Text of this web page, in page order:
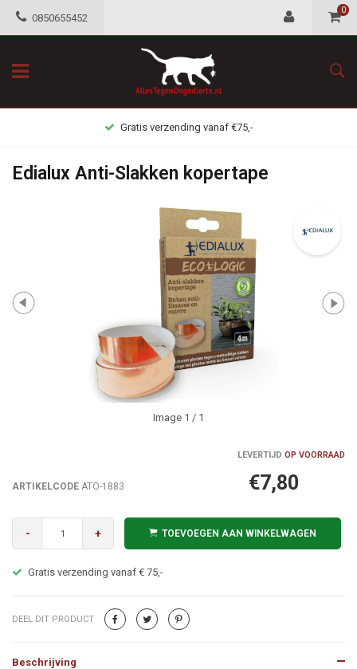
0850655452
0
Gratis verzending vanaf €75,-
Edialux Anti-Slakken kopertape
Image 1 / 1
LEVERTIJD OP VOORRAAD
ARTIKELCODE ATO-1883 €7,80
- + TOEVOEGEN AAN WINKELWAGEN
Gratis verzending vanaf € 75,-
DEEL DIT PRODUCT
Beschrijving